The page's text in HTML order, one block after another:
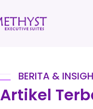
BERITA &
Artikel